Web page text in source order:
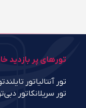
تورهای پر بازدید
تور آنتالیاتور تایلند
تور سریلانکاتور دبی